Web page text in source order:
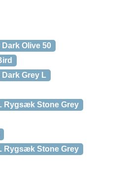
Olive 50
Grey L
Rygsæk Stone Grey
Rygsæk Stone Grey